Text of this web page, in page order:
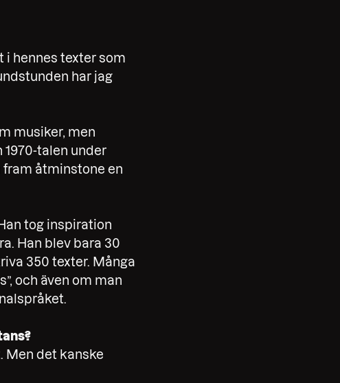
i hennes texter som
har jag
musiker, men
1970-talen under
åtminstone en
tog inspiration
Han blev bara 30
350 texter. Många
och även om man
Men det kanske